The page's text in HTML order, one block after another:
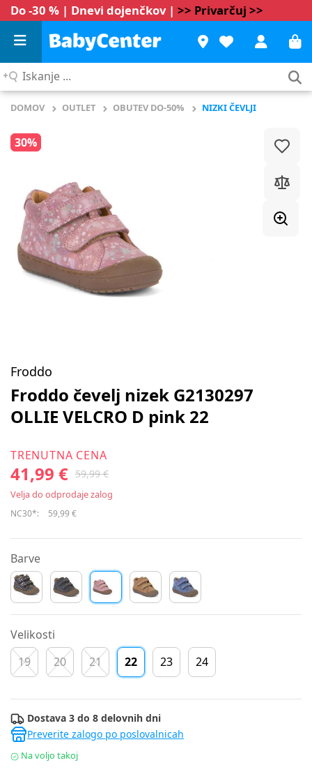
Do -30 % | Dnevi dojenčkov | >> Privarčuj >>
Iskanje
DOMOV OUTLET OBUTEV DO-50% NIZKI ČEVLJI
30%
Froddo
Froddo čevelj nizek G2130297
OLLIE VELCRO D pink 22
TRENUTNA CENA
41,99 € 59,99 €
Velja do odprodaje zalog
NC30*: 59,99 €
Barve
Velikosti
19
20 21 22 23 24
Dostava 3 do 8 delovnih dni
Preverite zalogo po poslovalnicah
Na voljo takoj